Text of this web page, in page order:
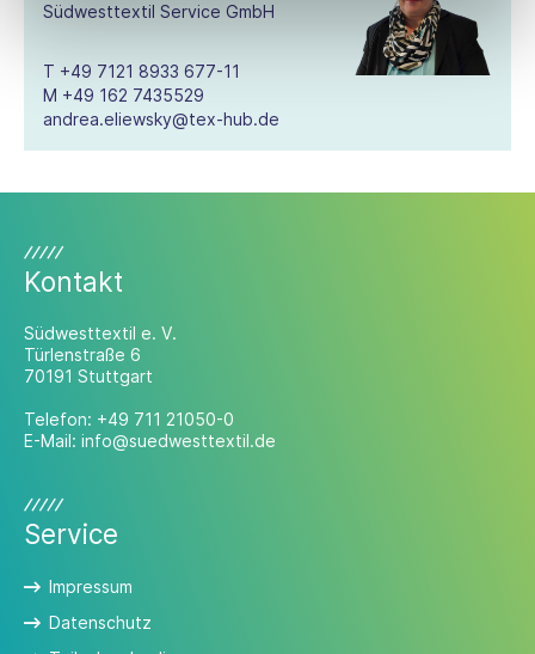
Südwesttextil Service GmbH
T +49 7121 8933 677-11
M +49 162 7435529
andrea.eliewsky@tex-hub.de
Kontakt
Südwesttextil e. V.
Türlenstraße 6
70191 Stuttgart
Telefon: +49 711 21050-0
E-Mail: info@suedwesttextil.de
Service
Impressum
Datenschutz